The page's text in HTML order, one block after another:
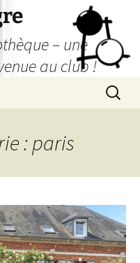
– une
au club !
: paris